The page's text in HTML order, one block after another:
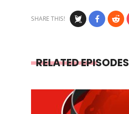
SHARE THIS!
RELATED EPISODES